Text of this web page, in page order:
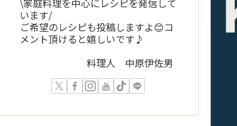
\家庭料理を中心にレシピを発信して
います/
ご希望のレシピも投稿しますよ😊コ
メント頂けると嬉しいです♪
料理人 中原伊佐男